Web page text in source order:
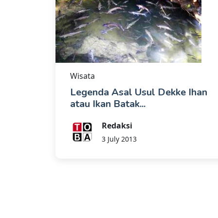
Wisata
Legenda Asal Usul Dekke Ihan
atau Ikan Batak...
Redaksi
3 July 2013